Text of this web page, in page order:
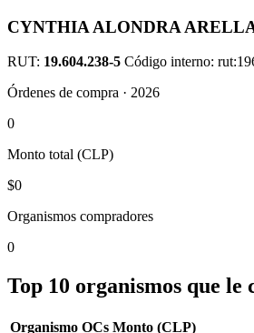
CYNTHIA ALONDRA
RUT: 19.604.238-5 Código interno:
Órdenes de compra · 2026
0
Monto total (CLP)
$0
Organismos compradores
0
Top 10 organismos que le
Organismo OCs Monto (CLP)